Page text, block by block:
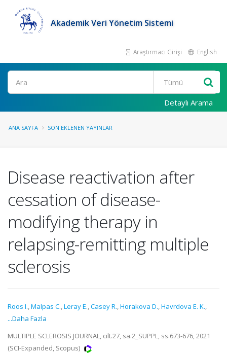
Akademik Veri Yönetim Sistemi
Araştırmacı Girişi English
Ara
Detaylı Arama
ANA SAYFA SON EKLENEN YAYINLAR
Disease reactivation after
cessation of disease-
modifying therapy in
relapsing-remitting multiple
sclerosis
Roos I.,Malpas C.,Leray E.,Casey R.,Horakova D.,Havrdova E. K.,
...Daha Fazla
MULTIPLE SCLEROSIS JOURNAL, cilt.27, sa.2_SUPPL, ss.673-676, 2021
(SCI-Expanded, Scopus)